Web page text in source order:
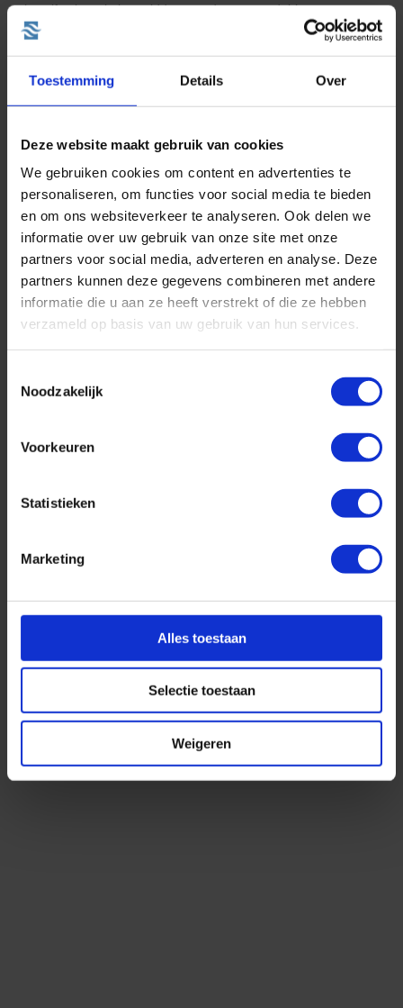
Toestemming Details Over
Deze website maakt gebruik van cookies
We gebruiken cookies om content en advertenties te
personaliseren, om functies voor social media te bieden
en om ons websiteverkeer te analyseren. Ook delen we
informatie over uw gebruik van onze site met onze
partners voor social media, adverteren en analyse. Deze
partners kunnen deze gegevens combineren met andere
informatie die u aan ze heeft verstrekt of die ze hebben
verzameld op basis van uw gebruik van hun services.
Noodzakelijk
Voorkeuren
Statistieken
Marketing
Alles toestaan
Selectie toestaan
Weigeren
ook, zelfs als ze in het midden van de oceaan dobberen.
MedallionNet wordt de nieuwe standaard voor wifi op zee en we
verwachtingen van gasten te overtreffen door steeds aandachtig
naar hen te luisteren. Zo weten we ook dat wifi van groot belang is
Wat kost een cruise naar Noorwegen?
Geplaatst op: 27-08-2025
Lees dit artikel
Top 10 cruise bestemmingen